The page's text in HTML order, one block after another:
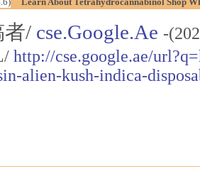
/ cse.Google.Ae -
http://cse.google.ae/
alien-kush-indica-